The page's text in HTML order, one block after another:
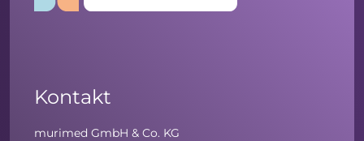
Kontakt
murimed GmbH & Co. KG